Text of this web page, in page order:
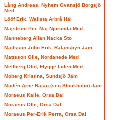
Lång Andreas, Nyhem Ovansjö Borgsjö
Med
Lööf Erik, Wallsta Arbrå Häl
Majström Per, Maj Njurunda Med
Manneberg Allan Nacka Sto
Mattsson John Erik, Rätansbyn Jäm
Mattsson Olle, Nordanede Med
Mellberg Olof, Flygge Liden Med
Moberg Kristina, Sundsjö Jäm
Modén Arne Rätan (sen Stockholm) Jäm
Moraeus Kalle, Orsa Dal
Moraeus Olle, Orsa Dal
Moraeus Per-Erik Perra, Orsa Dal